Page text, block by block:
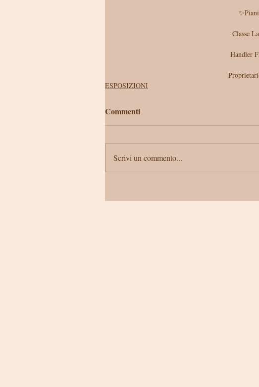
Classe
Handler
ESPOSIZIONI
Commenti
Scrivi un commento...